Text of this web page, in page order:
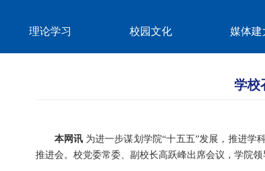
理论学习 校园文化 媒体建
学校
本网讯 为进一步谋划学院“十五五”发展，推进学
推进会。校党委常委、副校长高跃峰出席会议，学院